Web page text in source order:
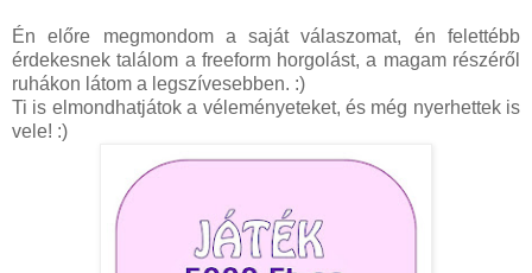
Én előre megmondom a saját válaszomat, én felettébb
érdekesnek találom a freeform horgolást, a magam részéről
ruhákon látom a legszívesebben. :)
Ti is elmondhatjátok a véleményeteket, és még nyerhettek is
vele! :)